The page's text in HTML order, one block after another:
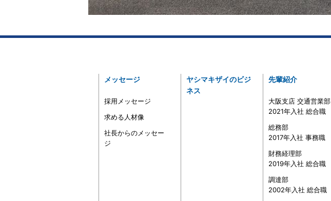
メッセージ
採用メッセージ
求める人材像
社長からのメッセー
ジ
ヤシマキザイのビジ
ネス
先輩紹介
大阪支店 交通営業部
2021年入社 総合職
総務部
2017年入社 事務職
財務経理部
2019年入社 総合職
調達部
2002年入社 総合職